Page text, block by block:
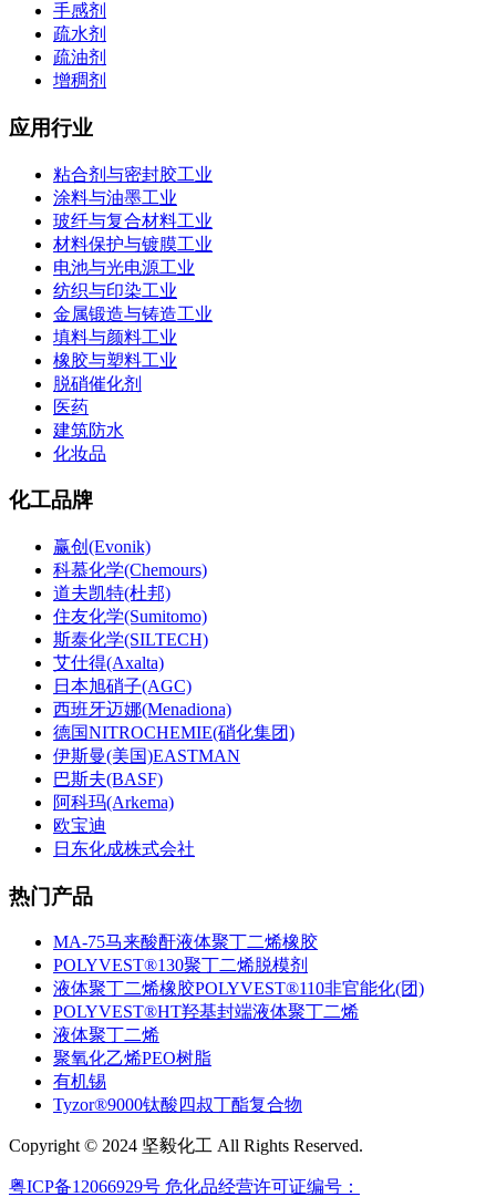
手感剂
疏水剂
疏油剂
增稠剂
应用行业
粘合剂与密封胶工业
涂料与油墨工业
玻纤与复合材料工业
材料保护与镀膜工业
电池与光电源工业
纺织与印染工业
金属锻造与铸造工业
填料与颜料工业
橡胶与塑料工业
脱硝催化剂
医药
建筑防水
化妆品
化工品牌
赢创(Evonik)
科慕化学(Chemours)
道夫凯特(杜邦)
住友化学(Sumitomo)
斯泰化学(SILTECH)
艾仕得(Axalta)
日本旭硝子(AGC)
西班牙迈娜(Menadiona)
德国NITROCHEMIE(硝化集团)
伊斯曼(美国)EASTMAN
巴斯夫(BASF)
阿科玛(Arkema)
欧宝迪
日东化成株式会社
热门产品
MA-75马来酸酐液体聚丁二烯橡胶
POLYVEST®130聚丁二烯脱模剂
液体聚丁二烯橡胶POLYVEST®110非官能化(团)
POLYVEST®HT羟基封端液体聚丁二烯
液体聚丁二烯
聚氧化乙烯PEO树脂
有机锡
Tyzor®9000钛酸四叔丁酯复合物
Copyright © 2024 坚毅化工 All Rights Reserved.
粤ICP备12066929号 危化品经营许可证编号：